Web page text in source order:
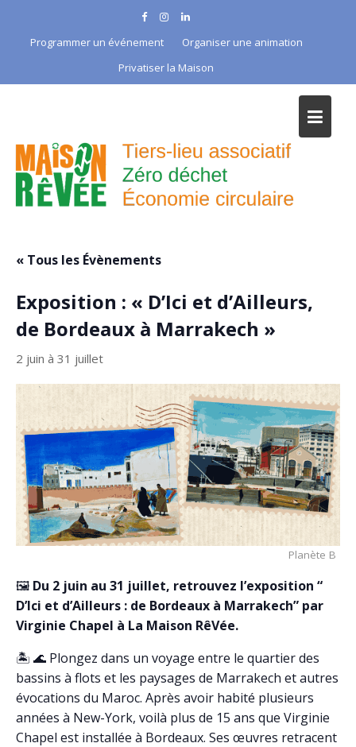
contentProgrammer un événement
Organiser une animation
Privatiser la Maison
« Tous les Évènements
Exposition : « D’Ici et d’Ailleurs,
de Bordeaux à Marrakech »
2 juin à 31 juillet
Planète B
🖼️ Du 2 juin au 31 juillet, retrouvez l’exposition “
D’Ici et d’Ailleurs : de Bordeaux à Marrakech” par
Virginie Chapel à La Maison RêVée.
🏝️ 🌊 Plongez dans un voyage entre le quartier des
bassins à flots et les paysages de Marrakech et autres
évocations du Maroc. Après avoir habité plusieurs
années à New-York, voilà plus de 15 ans que Virginie
Chapel est installée à Bordeaux. Ses œuvres retracent